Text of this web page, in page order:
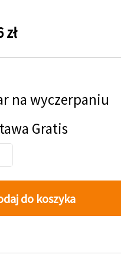
zł
na wyczerpaniu
Gratis
do koszyka